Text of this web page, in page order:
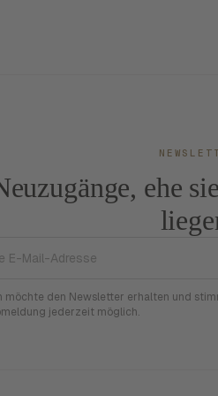
ehe sie
möchte den Newsletter erhalten und
jederzeit möglich.